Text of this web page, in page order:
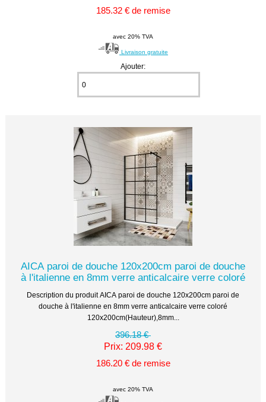
185.32 € de remise
avec 20% TVA
Livraison gratuite
Ajouter:
AICA paroi de douche 120x200cm paroi de douche
à l'italienne en 8mm verre anticalcaire verre coloré
Description du produit AICA paroi de douche 120x200cm paroi de
douche à l'italienne en 8mm verre anticalcaire verre coloré
120x200cm(Hauteur),8mm...
396.18 €
Prix: 209.98 €
186.20 € de remise
avec 20% TVA